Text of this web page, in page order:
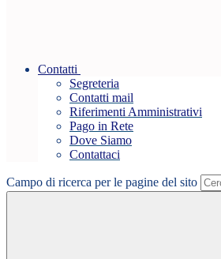
Contatti
Segreteria
Contatti mail
Riferimenti Amministrativi
Pago in Rete
Dove Siamo
Contattaci
Campo di ricerca per le pagine del sito